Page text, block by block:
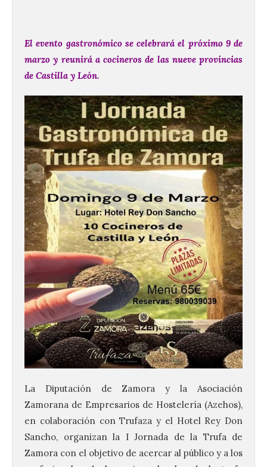
El evento gastronómico se celebrará el próximo 9 de
marzo y reunirá a cocineros de las nueve provincias
de Castilla y León.
La Diputación de Zamora y la Asociación
Zamorana de Empresarios de Hostelería (Azehos),
en colaboración con Trufaza y el Hotel Rey Don
Sancho, organizan la I Jornada de la Trufa de
Zamora con el objetivo de acercar al público y a los